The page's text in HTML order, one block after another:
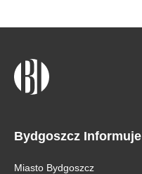
Bydgoszcz Informuje
Miasto Bydgoszcz